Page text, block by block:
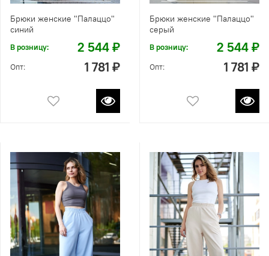
Брюки женские "Палаццо"
синий
В розницу: 2 544 ₽
Опт: 1 781 ₽
Брюки женские "Палаццо"
серый
В розницу: 2 544 ₽
Опт: 1 781 ₽